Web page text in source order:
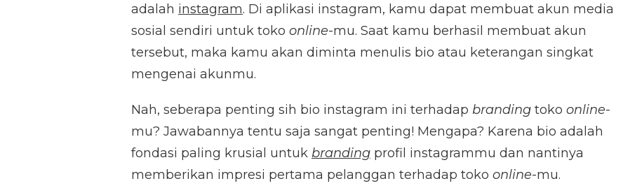
LEWATadalah instagram. Di aplikasi instagram, kamu dapat membuat akun media
sosial sendiri untuk toko online-mu. Saat kamu berhasil membuat akun
tersebut, maka kamu akan diminta menulis bio atau keterangan singkat
mengenai akunmu.
Nah, seberapa penting sih bio instagram ini terhadap branding toko online-
mu? Jawabannya tentu saja sangat penting! Mengapa? Karena bio adalah
fondasi paling krusial untuk branding profil instagrammu dan nantinya
memberikan impresi pertama pelanggan terhadap toko online-mu.